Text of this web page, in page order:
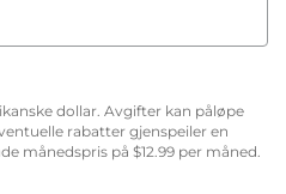
dollar. Avgifter kan påløpe
rabatter gjenspeiler en
månedspris på $12.99per måned.